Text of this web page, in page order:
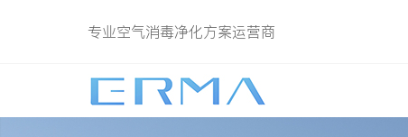
专业空气消毒净化方案运营商